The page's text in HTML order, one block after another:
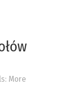
More